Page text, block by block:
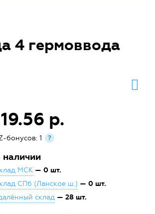
4 гермоввода
р.
бонусов: 1 ?
наличии
МСК — 0 шт.
СПб (Ланское ш.) — 0 шт.
склад — 28 шт.